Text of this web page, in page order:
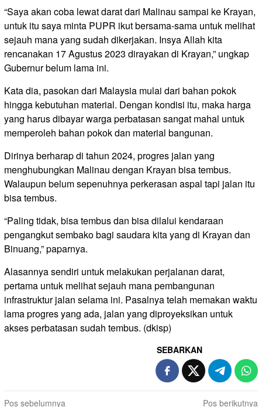
“Saya akan coba lewat darat dari Malinau sampai ke Krayan,
untuk itu saya minta PUPR ikut bersama-sama untuk melihat
sejauh mana yang sudah dikerjakan. Insya Allah kita
rencanakan 17 Agustus 2023 dirayakan di Krayan,” ungkap
Gubernur belum lama ini.
Kata dia, pasokan dari Malaysia mulai dari bahan pokok
hingga kebutuhan material. Dengan kondisi itu, maka harga
yang harus dibayar warga perbatasan sangat mahal untuk
memperoleh bahan pokok dan material bangunan.
Dirinya berharap di tahun 2024, progres jalan yang
menghubungkan Malinau dengan Krayan bisa tembus.
Walaupun belum sepenuhnya perkerasan aspal tapi jalan itu
bisa tembus.
“Paling tidak, bisa tembus dan bisa dilalui kendaraan
pengangkut sembako bagi saudara kita yang di Krayan dan
Binuang,” paparnya.
Alasannya sendiri untuk melakukan perjalanan darat,
pertama untuk melihat sejauh mana pembangunan
infrastruktur jalan selama ini. Pasalnya telah memakan waktu
lama progres yang ada, jalan yang diproyeksikan untuk
akses perbatasan sudah tembus. (dkisp)
SEBARKAN
Pos sebelumnya Pos berikutnya